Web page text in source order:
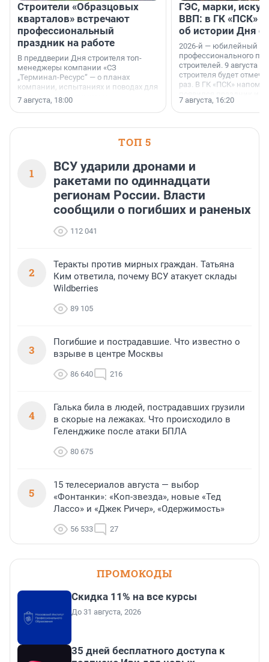
Строители «Образцовых
кварталов» встречают
профессиональный
праздник на работе
В преддверии Дня строителя топ-
менеджеры компании «СЗ
„Терминал-Ресурс“ — о планах
компании, испытаниях и поводах для
осторожного оптимизма.
7 августа, 18:00
ГЭС, марки,
ВВП: в ГК «ПСК»
об истории Дня
2026-й — юбилейный
профессионального
строителей. 9 августа
строителя будет
раз. В ГК «ПСК»
поменялась роль
7 августа, 16:20
ТОП 5
1
ВСУ ударили дронами и
ракетами по одиннадцати
регионам России. Власти
сообщили о погибших и раненых
112 041
2
Теракты против мирных граждан. Татьяна
Ким ответила, почему ВСУ атакует склады
Wildberries
89 105
3
Погибшие и пострадавшие. Что известно о
взрыве в центре Москвы
86 640 216
4
Галька била в людей, пострадавших грузили
в скорые на лежаках. Что происходило в
Геленджике после атаки БПЛА
80 675
5
15 телесериалов августа — выбор
«Фонтанки»: «Коп-звезда», новые «Тед
Лассо» и «Джек Ричер», «Одержимость»
56 533 27
ПРОМОКОДЫ
Скидка 11% на все курсы
До 31 августа, 2026
35 дней бесплатного доступа к